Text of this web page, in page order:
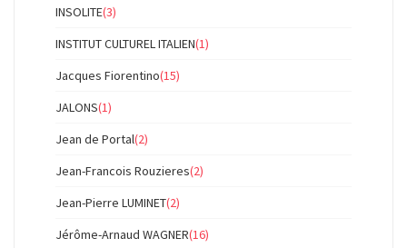
INSOLITE(3)
INSTITUT CULTUREL ITALIEN(1)
Jacques Fiorentino(15)
JALONS(1)
Jean de Portal(2)
Jean-Francois Rouzieres(2)
Jean-Pierre LUMINET(2)
Jérôme-Arnaud WAGNER(16)